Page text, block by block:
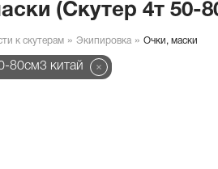
(Скутер 4т 50-
к скутерам Экипировка Очки, маски
80см3 китай